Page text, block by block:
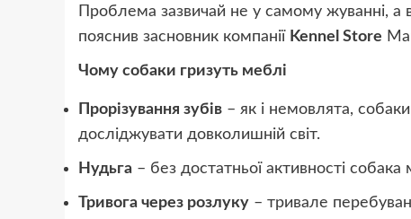
Проблема зазвичай не у самому жуванні,
пояснив засновник компанії Kennel Store
Чому собаки гризуть меблі
Прорізування зубів – як і немовлята,
досліджувати довколишній світ.
Нудьга – без достатньої активності
Тривога через розлуку – тривале